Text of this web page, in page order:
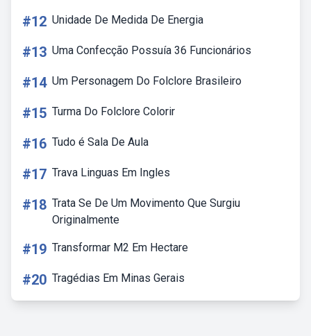
#12 Unidade De Medida De Energia
#13 Uma Confecção Possuía 36 Funcionários
#14 Um Personagem Do Folclore Brasileiro
#15 Turma Do Folclore Colorir
#16 Tudo é Sala De Aula
#17 Trava Linguas Em Ingles
#18 Trata Se De Um Movimento Que Surgiu
Originalmente
#19 Transformar M2 Em Hectare
#20 Tragédias Em Minas Gerais